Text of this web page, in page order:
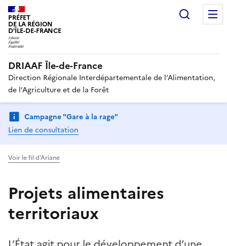
PRÉFET
DE LA RÉGION
D'ÎLE-DE-FRANCE
DRIAAF Île-de-France
Direction Régionale Interdépartementale de l’Alimentation,
de l’Agriculture et de la Forêt
Campagne "Gare à la rage"
Lien de consultation
Voir le fil d'Ariane
Projets alimentaires
territoriaux